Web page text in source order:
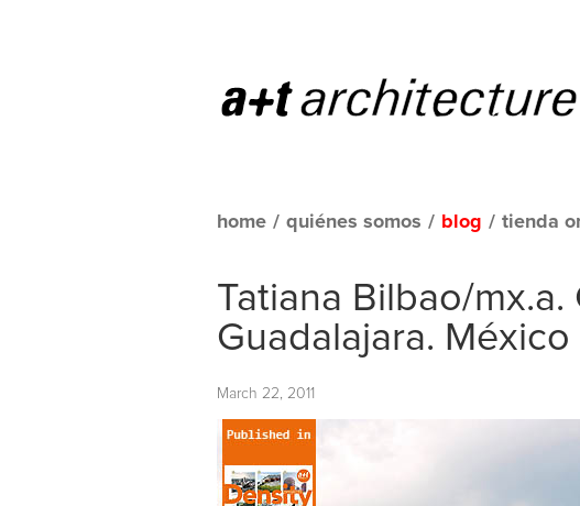
home / quiénes somos / blog / tienda
Tatiana Bilbao/
Guadalajara. México
March 22, 2011